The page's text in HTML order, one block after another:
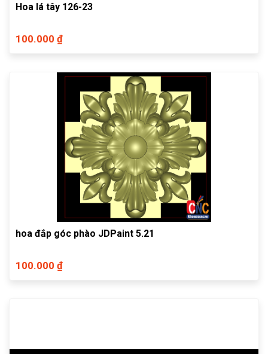
Hoa lá tây 126-23
100.000 ₫
hoa đắp góc phào JDPaint 5.21
100.000 ₫